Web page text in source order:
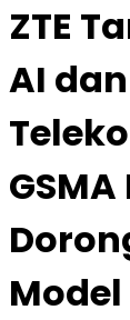
ZTE
AI